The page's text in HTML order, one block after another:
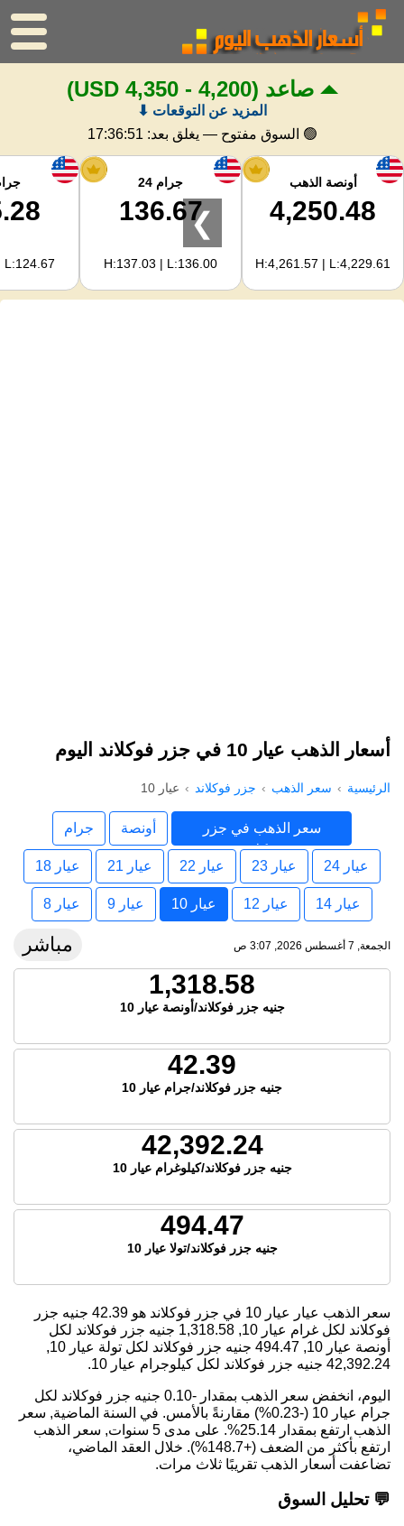
الرئيسية
سعر الذهب
اسعار الفضه
حاسبة الذهب
لمشرفي المواقع
صاعد (4,200 - 4,350 USD)
المزيد عن التوقعات ⬇
🟢 السوق مفتوح — يغلق بعد: 17:36:50
أونصة الذهب
4,250.48
H:4,261.57 | L:4,229.61
جرام 24
136.67
H:137.03 | L:136.00
L:124.67
❯
أسعار الذهب عيار 10 في جزر فوكلاند اليوم
الرئيسية سعر الذهب جزر فوكلاند عيار 10
سعر الذهب في جزر
فوكلاند
أونصة جرام
عيار 24 عيار 23 عيار 22 عيار 21 عيار 18
عيار 14 عيار 12 عيار 10 عيار 9 عيار 8
الجمعة, 7 أغسطس 2026, 3:07 ص مباشر
1,318.58
جنيه جزر فوكلاند/أونصة عيار 10
42.39
جنيه جزر فوكلاند/جرام عيار 10
42,392.24
جنيه جزر فوكلاند/كيلوغرام عيار 10
494.47
جنيه جزر فوكلاند/تولا عيار 10
سعر الذهب عيار عيار 10 في جزر فوكلاند هو 42.39 جنيه جزر
فوكلاند لكل غرام عيار 10,
1,318.58 جنيه جزر فوكلاند لكل
أونصة عيار 10,
494.47 جنيه جزر فوكلاند لكل تولة عيار 10,
42,392.24 جنيه جزر فوكلاند لكل كيلوجرام عيار 10.
اليوم، انخفض سعر الذهب بمقدار -0.10 جنيه جزر فوكلاند لكل
جرام عيار 10 (-0.23%) مقارنةً بالأمس. في السنة الماضية, سعر
الذهب ارتفع بمقدار 25.14%. على مدى 5 سنوات, سعر الذهب
ارتفع بأكثر من الضعف (+148.7%). خلال العقد الماضي،
تضاعفت أسعار الذهب تقريبًا ثلاث مرات.
💬 تحليل السوق